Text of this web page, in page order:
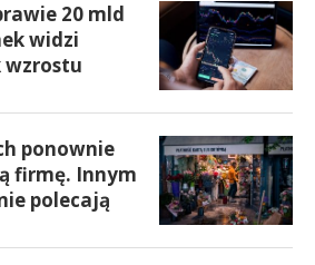
20 mld
widzi
wzrostu
ponownie
firmę. Innym
polecają